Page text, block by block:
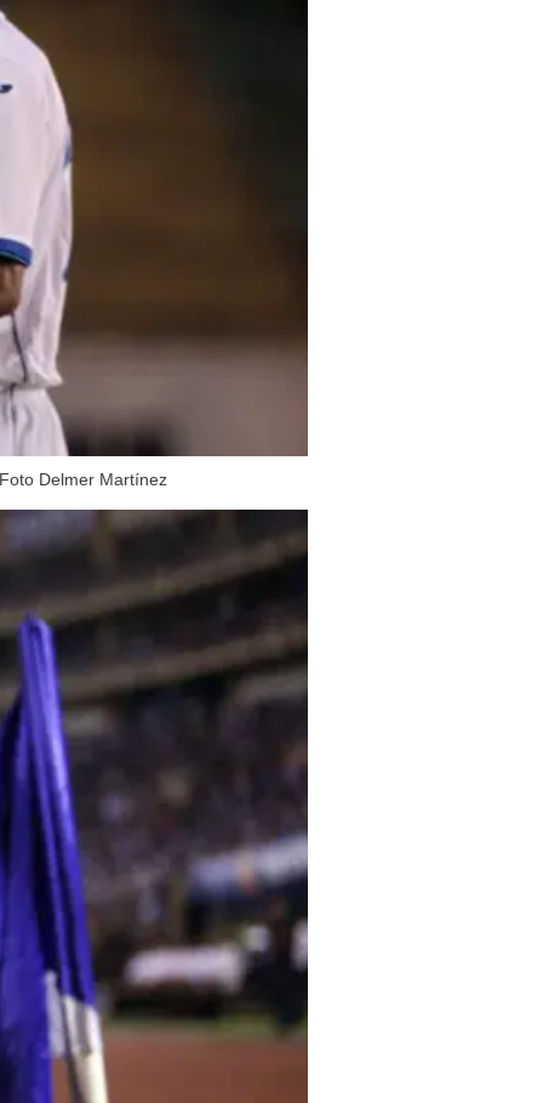
Delmer Martínez